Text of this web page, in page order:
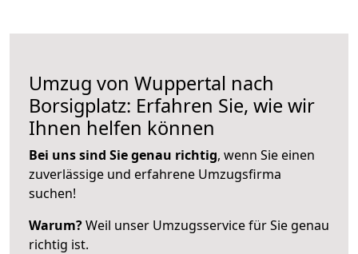
Umzug von Wuppertal nach
Borsigplatz: Erfahren Sie, wie wir
Ihnen helfen können
Bei uns sind Sie genau richtig, wenn Sie einen
zuverlässige und erfahrene Umzugsfirma
suchen!
Warum?Weil unser Umzugsservice für Sie genau
richtig ist.